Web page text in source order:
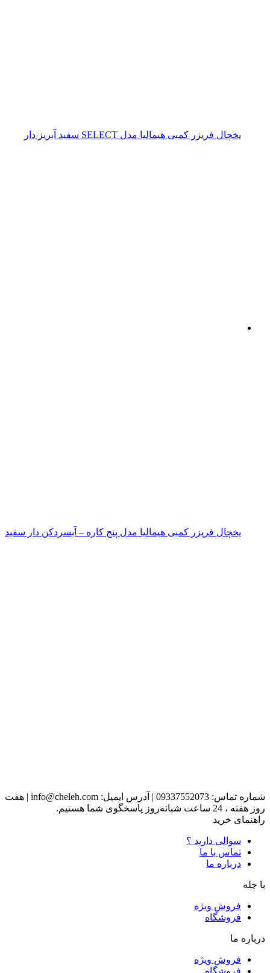
یخچال فریزر کمبی هیمالیا مدل SELECT سفید آبریز دار
یخچال فریزر کمبی هیمالیا مدل پنج کاره – آبسردکن دار سفید
شماره تماس: 09337552073
| آدرس ایمیل: info@cheleh.com
| هفت
روز هفته ، 24 ساعت شبانه‌روز پاسخگوی شما هستیم.
راهنمای خرید
سوالی دارید ؟
تماس با ما
درباره ما
با چله
فروش ویژه
فروشگاه
درباره ما
فروش ویژه
فروشگاه